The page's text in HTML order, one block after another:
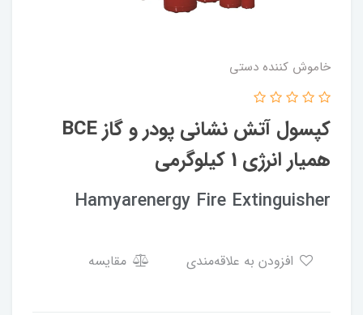
خاموش کننده دستی
کپسول آتش نشانی پودر و گاز BCE
همیار انرژی 1 کیلوگرمی
Hamyarenergy Fire Extinguisher
مقایسه